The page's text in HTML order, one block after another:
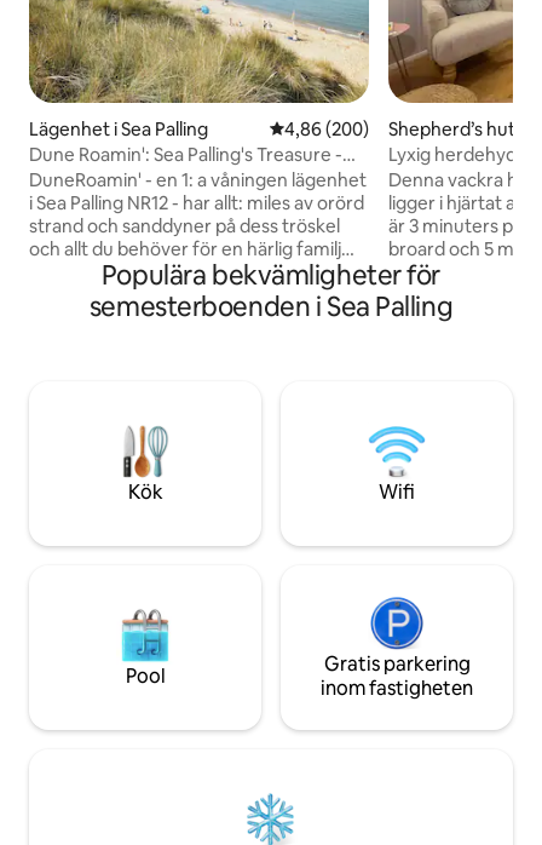
Lägenhet i Sea Palling 4,86 av 5 i genomsnittligt
4,86 (200)
Dune Roamin': Sea Palling's Treasure -
NU med TV
DuneRoamin' - en 1: a våningen lägenhet
i Sea Palling NR12 - har allt: miles av orörd
strand och sanddyner på dess tröskel
och allt du behöver för en härlig familj
eller vattensport baserad semester: en
chipbutik, ett café, en vattensportbutik,
nöjen, en lekplats för barnen och en pub
YouTube för att se våra videoklipp och
hur nära du kommer att vara till havet :D
Shepherd’s hut i
Lyxig
2022!
Denna vackra
ligger i hjärtat av
är 3 minuters
broard och 5
fantastiska kust.
här på "Breathing
holistisk retreat
ditt! Det är
eller med en
Populära bekvämligheter för
semesterboenden i Sea Palling
Kök Wifi
Pool
Gratis parkering
inom fastigheten